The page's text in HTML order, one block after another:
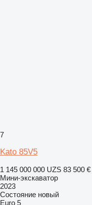
7
Kato 85V5
1 145 000 000 UZS 83 500 €
Мини-экскаватор
2023
Состояние новый
Euro 5